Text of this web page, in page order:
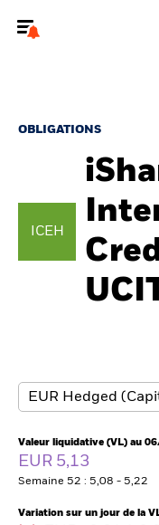
Nous connaître
Thèmes
France
BlackRock
iShares
OBLIGATIONS
ICEH
Valeur liquidative (VL) au
EUR 5,13
Semaine 52 : 5,08 - 5,22
Variation sur un jour de la